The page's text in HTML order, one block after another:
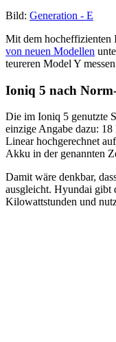
Bild: Generation - E
Mit dem hocheffizienten
von neuen Modellen
teureren Model Y
Ioniq 5 nach
Die im Ioniq 5 genutzte
einzige Angabe dazu:
Linear hochgerechnet
Akku in der genannten
Damit wäre denkbar,
ausgleicht. Hyundai gibt
Kilowattstunden und